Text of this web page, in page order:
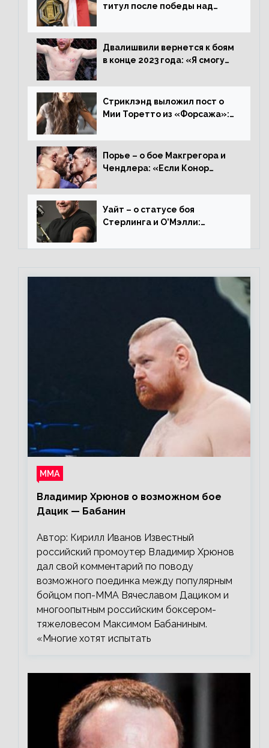
титул после победы над
увезти пояс в Польшу»
Двалишвили вернется к боям
в конце 2023 года: «Я смогу
Стриклэнд выложил пост о
Мии Торетто из «Форсажа»:
смотреть этот отсталый
фильм»
Порье – о бое Макгрегора и
Чендлера: «Если Конор
нокаутирует Майкла»
Уайт – о статусе боя
Стерлинга и О’Мэлли:
травму? Он готовится,
ММА
Владимир Хрюнов о возможном бое
Дацик — Бабанин
Автор: Кирилл Иванов Известный
российский промоутер Владимир Хрюнов
дал свой комментарий по поводу
возможного поединка между популярным
бойцом поп-ММА Вячеславом Дациком и
многоопытным российским боксером-
тяжеловесом Максимом Бабаниным.
«Многие хотят испытать